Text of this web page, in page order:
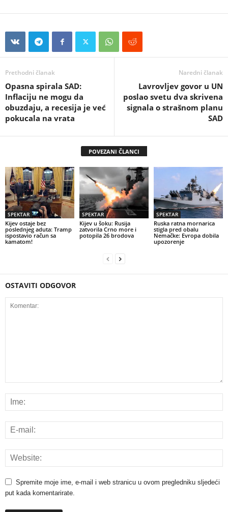
Prethodni članak
Opasna spirala SAD:
Inflaciju ne mogu da
obuzdaju, a recesija je već
pokucala na vrata
Naredni članak
Lavrovljev govor u UN
poslao svetu dva skrivena
signala o strašnom planu
SAD
POVEZANI ČLANCI
SPEKTAR
Kijev ostaje bez
poslednjeg aduta: Tramp
ispostavio račun sa
kamatom!
SPEKTAR
Kijev u šoku: Rusija
zatvorila Crno more i
potopila 26 brodova
SPEKTAR
Ruska ratna mornarica
stigla pred obalu
Nemačke: Evropa dobila
upozorenje
OSTAVITI ODGOVOR
Spremite moje ime, e-mail i web stranicu u ovom pregledniku sljedeći
put kada komentarirate.